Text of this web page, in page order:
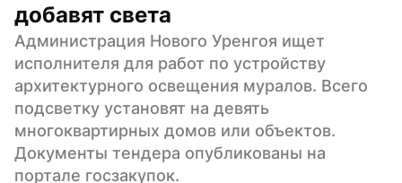
добавят света
Администрация Нового Уренгоя ищет
исполнителя для работ по устройству
архитектурного освещения муралов. Всего
подсветку установят на девять
многоквартирных домов или объектов.
Документы тендера опубликованы на
портале госзакупок.